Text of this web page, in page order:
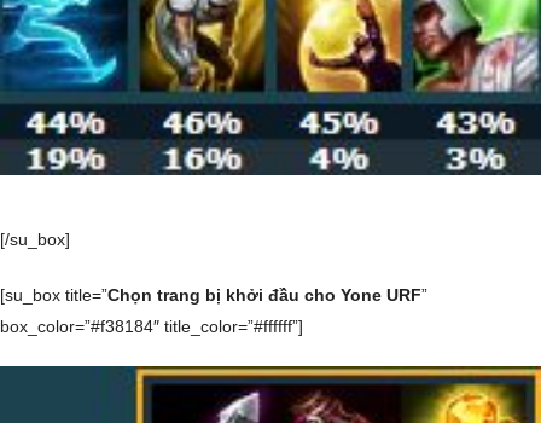
[/su_box]
[su_box title=”Chọn trang bị khởi đầu cho Yone URF”
box_color=”#f38184″ title_color=”#ffffff”]